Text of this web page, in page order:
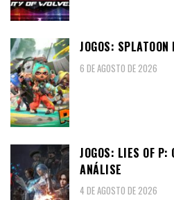
JOGOS:
6 DE AGOSTO DE 2026
JOGOS: LIES OF
ANÁLISE
4 DE AGOSTO DE 2026